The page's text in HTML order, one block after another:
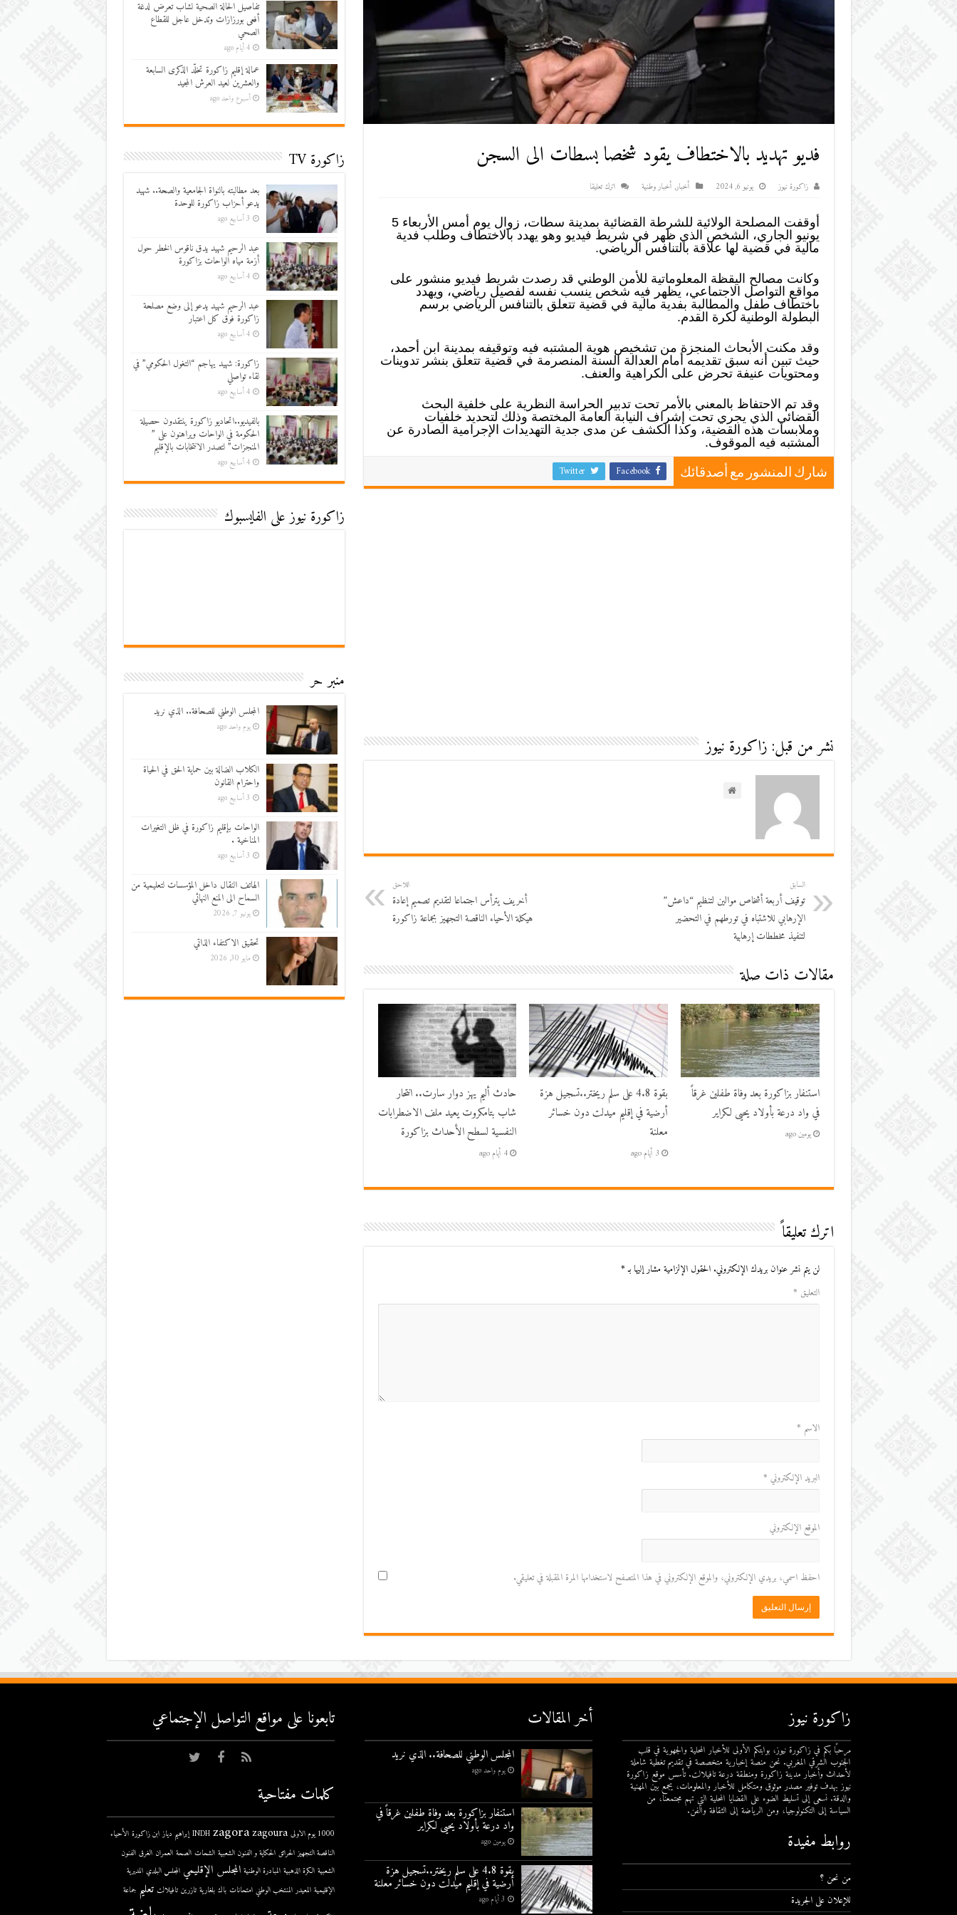
فديو تهديد بالاختطاف يقود شخصا بسطات الى السجن
زاكورة نيوز يونيو 6, 2024 أخبار, أخبار وطنية اترك تعليقا
أوقفت المصلحة الولائية للشرطة القضائية بمدينة سطات، زوال يوم أمس الأربعاء 5
يونيو الجاري، الشخص الذي ظهر في شريط فيديو وهو يهدد بالاختطاف وطلب فدية
مالية في قضية لها علاقة بالتنافس الرياضي.
وكانت مصالح اليقظة المعلوماتية للأمن الوطني قد رصدت شريط فيديو منشور على
مواقع التواصل الاجتماعي، يظهر فيه شخص ينسب نفسه لفصيل رياضي، ويهدد
باختطاف طفل والمطالبة بفدية مالية في قضية تتعلق بالتنافس الرياضي برسم
البطولة الوطنية لكرة القدم.
وقد مكنت الأبحاث المنجزة من تشخيص هوية المشتبه فيه وتوقيفه بمدينة ابن أحمد،
حيث تبين أنه سبق تقديمه أمام العدالة السنة المنصرمة في قضية تتعلق بنشر تدوينات
ومحتويات عنيفة تحرض على الكراهية والعنف.
وقد تم الاحتفاظ بالمعني بالأمر تحت تدبير الحراسة النظرية على خلفية البحث
القضائي الذي يجري تحت إشراف النيابة العامة المختصة وذلك لتحديد خلفيات
وملابسات هذه القضية، وكذا الكشف عن مدى جدية التهديدات الإجرامية الصادرة عن
المشتبه فيه الموقوف.
شارك المنشور مع أصدقائك Facebook
Twitter
نشر من قبل: زاكورة نيوز
السابق
توقيف أربعة أشخاص موالين لتنظيم “داعش”
الإرهابي للاشتباه في تورطهم في التحضير
لتنفيذ مخططات إرهابية
اللاحق
أخريف يترأس اجتماعا لتقديم تصميم إعادة
هيكلة الأحياء الناقصة التجهيز بجماعة زاكورة
مقالات ذات صلة
استنفار بزاكورة بعد وفاة طفلين غرقاً
في واد درعة بأولاد يحيى لكراير
يومين ago
بقوة 4.8 على سلم ريختر..تسجيل هزة
أرضية في إقليم ميدلت دون خسائر
معلنة
3 أيام ago
حادث أليم يهز دوار سارت.. انتحار
شاب بتامكروت يعيد ملف الاضطرابات
النفسية لسطح الأحداث بزاكورة
4 أيام ago
اترك تعليقاً
لن يتم نشر عنوان بريدك الإلكتروني. الحقول الإلزامية مشار إليها بـ*
التعليق *
الاسم *
البريد الإلكتروني *
الموقع الإلكتروني
احفظ اسمي، بريدي الإلكتروني، والموقع الإلكتروني في هذا المتصفح لاستخدامها المرة المقبلة في تعليقي.
تفاصيل الحالة الصحية لشاب تعرض لدغة
أفعى بورزازات وتدخل عاجل للقطاع
الصحي
4 أيام ago
عمالة إقليم زاكورة تخلّد الذكرى السابعة
والعشرين لعيد العرش المجيد
أسبوع واحد ago
زاكورة TV
بعد مطالبته بالنواة الجامعية والصحة.. شهيد
يدعو أحزاب زاكورة للوحدة
3 أسابيع ago
عبد الرحيم شهيد يدق ناقوس الخطر حول
أزمة مياه الواحات بزاكورة
4 أسابيع ago
عبد الرحيم شهيد يدعو إلى وضع مصلحة
زاكورة فوق كل اعتبار
4 أسابيع ago
زاكورة: شهيد يهاجم “التغول الحكومي” في
لقاء تواصلي
4 أسابيع ago
بالفيديو..اتحاديو زاكورة ينتقدون حصيلة
الحكومة في الواحات ويراهنون على ”
المنجزات” لتصدر الانتخابات بالإقليم
4 أسابيع ago
زاكورة نيوز على الفايسبوك
منبر حر
المجلس الوطني للصحافة.. الذي نريد
يوم واحد ago
الكلاب الضالة بين حماية الحق في الحياة
واحترام القانون
3 أسابيع ago
الواحات بإقليم زاكورة في ظل التغيرات
المناخية .
3 أسابيع ago
الهاتف النقال داخل المؤسسات لتعليمية من
السماح الى المنع النهائي
يونيو 7, 2026
تحقيق الاكتفاء الذاتي
مايو 30, 2026
زاكورة نيوز
مرحبًا بكم في زاكورة نيوز، بوابتكم الأولى للأخبار المحلية والجهوية في قلب
الجنوب الشرقي المغربي. نحن منصة إخبارية متخصصة في تقديم تغطية شاملة
لأحداث وأخبار مدينة زاكورة ومنطقة درعة تافيلالت. تأسس موقع زاكورة
نيوز بهدف توفير مصدر موثوق ومتكامل للأخبار والمعلومات، يجمع بين المهنية
والدقة. نسعى إلى تسليط الضوء على القضايا المحلية التي تهم مجتمعنا، من
السياسة إلى التكنولوجيا، ومن الرياضة إلى الثقافة والفن.
روابط مفيدة
من نحن ؟
للإعلان على الجريدة
أخر المقالات
المجلس الوطني للصحافة.. الذي نريد
يوم واحد ago
استنفار بزاكورة بعد وفاة طفلين غرقاً في
واد درعة بأولاد يحيى لكراير
يومين ago
بقوة 4.8 على سلم ريختر..تسجيل هزة
أرضية في إقليم ميدلت دون خسائر معلنة
3 أيام ago
تابعونا على مواقع التواصل اﻹجتماعي
كلمات مفتاحية
1000 يوم الاولى INDH zagorazagoura إبراهيم دياز ابن زاكورة الأحياء
الناقصة التجهيز الحرائق الحكاية و الفنون الشعبية الشحات الصحة العمران الغرق الفنون
الشعبية الكرة الذهبية المبادرة الوطنية المجلس الإقليمي المجلس البلدي المديرية
الإقليمية المعيدر المنتخب الوطني امتحانات باك بلغارية تازرين تافيلالت تعليم جماعة